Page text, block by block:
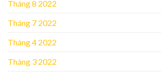
Tháng 8 2022
Tháng 7 2022
Tháng 4 2022
Tháng 3 2022